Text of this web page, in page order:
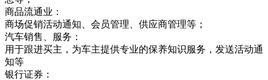
商品流通业：
商场促销活动通知、会员管理、供应商管理等；
汽车销售、服务：
用于跟进买主，为车主提供专业的保养知识服务，发送活动通
知等
银行证券：